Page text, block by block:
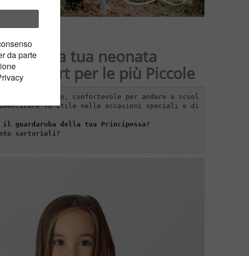
della tua neonata
e confort per le più Piccole
caldo, confortevole per andare a scuol
lo stile nelle occasioni speciali e di
guardaroba della tua Principessa?
sartoriali?